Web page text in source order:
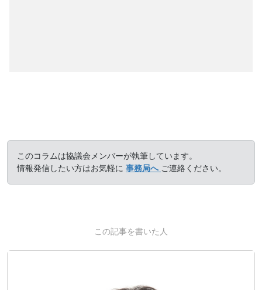
このコラムは協議会メンバーが執筆しています。
情報発信したい方はお気軽に 事務局へ ご連絡ください。
この記事を書いた人